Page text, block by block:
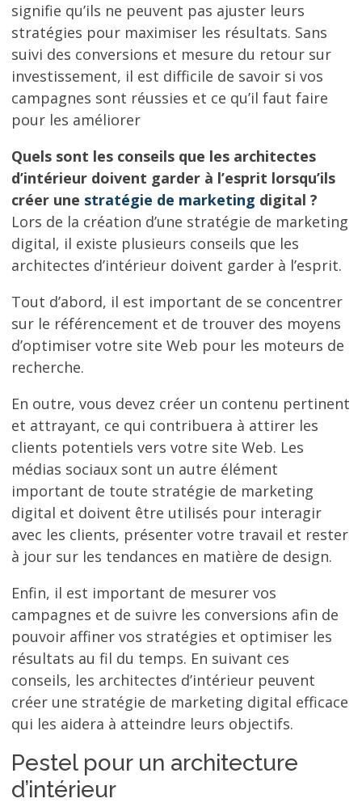
signifie qu’ils ne peuvent pas ajuster leurs
stratégies pour maximiser les résultats. Sans
suivi des conversions et mesure du retour sur
investissement, il est difficile de savoir si vos
campagnes sont réussies et ce qu’il faut faire
pour les améliorer
Quels sont les conseils que les architectes
d’intérieur doivent garder à l’esprit lorsqu’ils
créer une stratégie de marketing digital ?
Lors de la création d’une stratégie de marketing
digital, il existe plusieurs conseils que les
architectes d’intérieur doivent garder à l’esprit.
Tout d’abord, il est important de se concentrer
sur le référencement et de trouver des moyens
d’optimiser votre site Web pour les moteurs de
recherche.
En outre, vous devez créer un contenu pertinent
et attrayant, ce qui contribuera à attirer les
clients potentiels vers votre site Web. Les
médias sociaux sont un autre élément
important de toute stratégie de marketing
digital et doivent être utilisés pour interagir
avec les clients, présenter votre travail et rester
à jour sur les tendances en matière de design.
Enfin, il est important de mesurer vos
campagnes et de suivre les conversions afin de
pouvoir affiner vos stratégies et optimiser les
résultats au fil du temps. En suivant ces
conseils, les architectes d’intérieur peuvent
créer une stratégie de marketing digital efficace
qui les aidera à atteindre leurs objectifs.
Pestel pour un architecture
d’intérieur